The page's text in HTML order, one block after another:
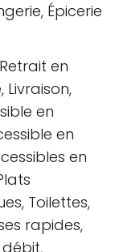
Épicerie
Retrait en
Livraison,
en
en
en
Toilettes,
rapides,